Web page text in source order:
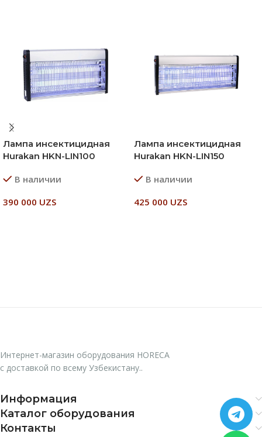
Лампа инсектицидная
Hurakan HKN-LIN100
В наличии
390 000 UZS
Лампа инсектицидная
Hurakan HKN-LIN150
В наличии
425 000 UZS
Интернет-магазин оборудования HORECA
с доставкой по всему Узбекистану..
Информация
Каталог оборудования
Контакты